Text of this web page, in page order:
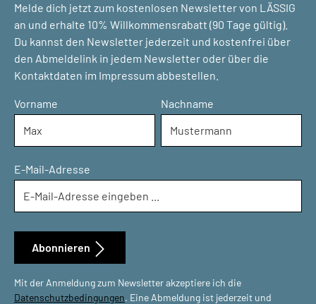
Melde dich jetzt zum kostenlosen Newsletter von LÄSSIG
an und erhalte 10% Willkommensrabatt (90 Tage gültig).
Du kannst den Newsletter jederzeit und kostenfrei über
den Abmeldelink in jedem Newsletter oder über die
Kontaktdaten im Impressum abbestellen.
Vorname Nachname
E-Mail-Adresse
Mit der Anmeldung zum Newsletter akzeptiere ich die
Datenschutzbedingungen. Eine Abmeldung ist jederzeit und
Abonnieren